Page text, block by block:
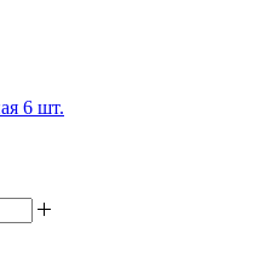
6 шт.